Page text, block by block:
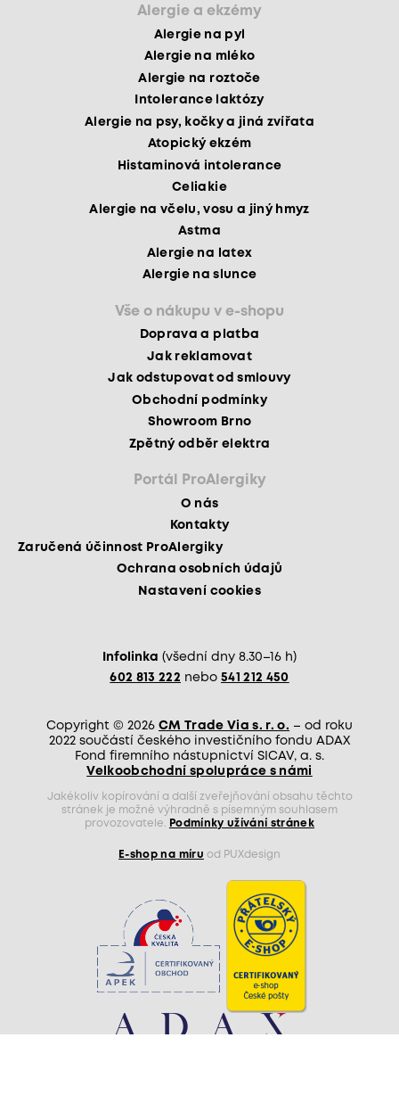
Alergie a ekzémy
Alergie na pyl
Alergie na mléko
Alergie na roztoče
Intolerance laktózy
Alergie na psy, kočky a jiná zvířata
Atopický ekzém
Histaminová intolerance
Celiakie
Alergie na včelu, vosu a jiný hmyz
Astma
Alergie na latex
Alergie na slunce
Vše o nákupu v e-shopu
Doprava a platba
Jak reklamovat
Jak odstupovat od smlouvy
Obchodní podmínky
Showroom Brno
Zpětný odběr elektra
Portál ProAlergiky
O nás
Kontakty
Zaručená účinnost ProAlergiky
Ochrana osobních údajů
Nastavení cookies
Infolinka (všední dny 8.30–16 h)
602 813 222 nebo 541 212 450
Copyright © 2026 CM Trade Via s. r. o. – od roku
2022 součástí českého investičního fondu ADAX
Fond firemního nástupnictví SICAV, a. s.
Velkoobchodní spolupráce s námi
Jakékoliv kopírování a další zveřejňování obsahu těchto
stránek je možné výhradně s písemným souhlasem
provozovatele.
Podmínky užívání stránek
E-shop na míru od PUXdesign